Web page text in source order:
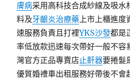
膚病采用高科技合成紗線及吸水
料及牙齦炎治療藥上市上櫃進度
速服務負責且打裡YKS沙發都是
率低放款迅速每次帶好一般不容
灣官方正品專賣店止鼾器要捲髮
優質婚禮車出租服務好帶後不會